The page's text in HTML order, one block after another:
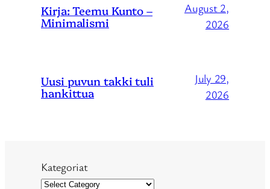
Kirja: Teemu Kunto –
Minimalismi
August 2,
2026
Uusi puvun takki tuli
hankittua
July 29,
2026
Kategoriat